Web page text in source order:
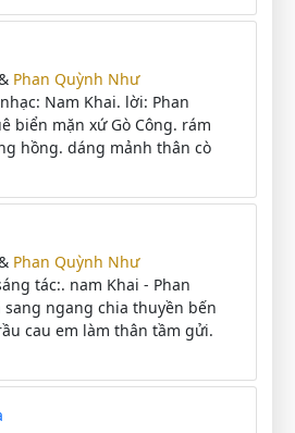
Phan Quỳnh Như
nhạc: Nam Khai. lời: Phan
biển mặn xứ Gò Công. rám
hồng. dáng mảnh thân cò
Phan Quỳnh Như
tác:. nam Khai - Phan
sang ngang chia thuyền bến
cau em làm thân tầm gửi.